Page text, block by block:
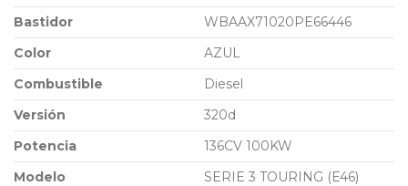
Bastidor
WBAAX71020PE66446
Color
AZUL
Combustible
Diesel
Versión
320d
Potencia
136CV 100KW
Modelo
SERIE 3 TOURING (E46)